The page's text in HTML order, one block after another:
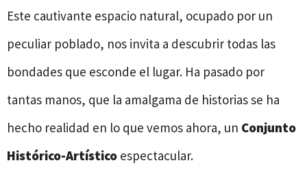
Este cautivante espacio natural, ocupado por un
peculiar poblado, nos invita a descubrir todas las
bondades que esconde el lugar. Ha pasado por
tantas manos, que la amalgama de historias se ha
hecho realidad en lo que vemos ahora, un Conjunto
Histórico-Artístico espectacular.